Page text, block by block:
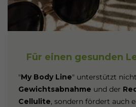
Für einen gesunden
"My Body Line" unterstützt
Gewichtsabnahme und der
Cellulite, sondern fördert auch